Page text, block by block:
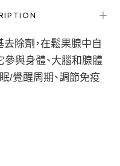
＋
除劑，在鬆果腺中自
參與身體、大腦和腺體
/覺醒周期、調節免疫